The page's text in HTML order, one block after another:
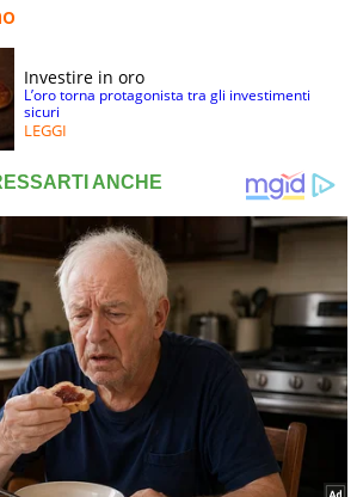
Investire in oro
L’oro torna protagonista tra gli investimenti
sicuri
LEGGI